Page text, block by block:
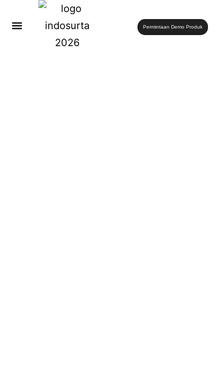
Permintaan Demo Produk